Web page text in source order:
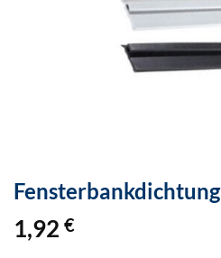
Fensterbankdichtung
1,92 €